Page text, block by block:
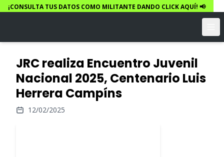
¡CONSULTA TUS DATOS COMO MILITANTE DANDO CLICK AQUÍ! 📢
JRC realiza Encuentro Juvenil
Nacional 2025, Centenario Luis
Herrera Campíns
12/02/2025